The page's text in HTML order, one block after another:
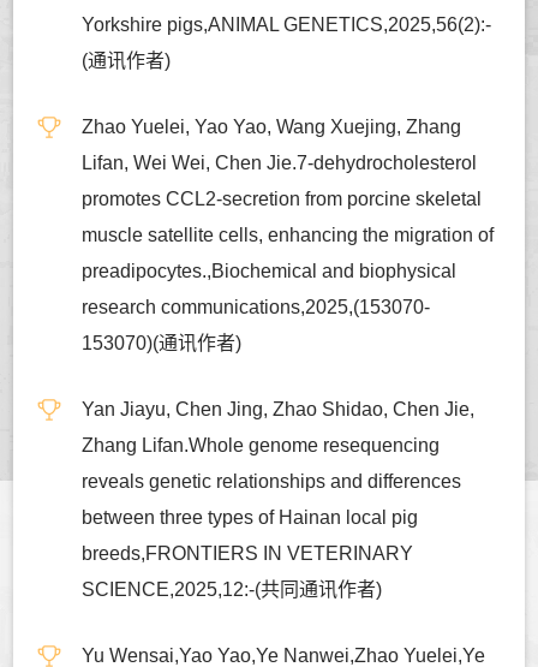
Yorkshire pigs,ANIMAL GENETICS,2025,56(2):-
(通讯作者)
Zhao Yuelei, Yao Yao, Wang Xuejing, Zhang
Lifan, Wei Wei, Chen Jie.7-dehydrocholesterol
promotes CCL2-secretion from porcine skeletal
muscle satellite cells, enhancing the migration of
preadipocytes.,Biochemical and biophysical
research communications,2025,(153070-
153070)(通讯作者)
Yan Jiayu, Chen Jing, Zhao Shidao, Chen Jie,
Zhang Lifan.Whole genome resequencing
reveals genetic relationships and differences
between three types of Hainan local pig
breeds,FRONTIERS IN VETERINARY
SCIENCE,2025,12:-(共同通讯作者)
Yu Wensai,Yao Yao,Ye Nanwei,Zhao Yuelei,Ye